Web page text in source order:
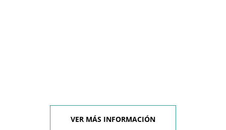
VER MÁS INFORMACIÓN